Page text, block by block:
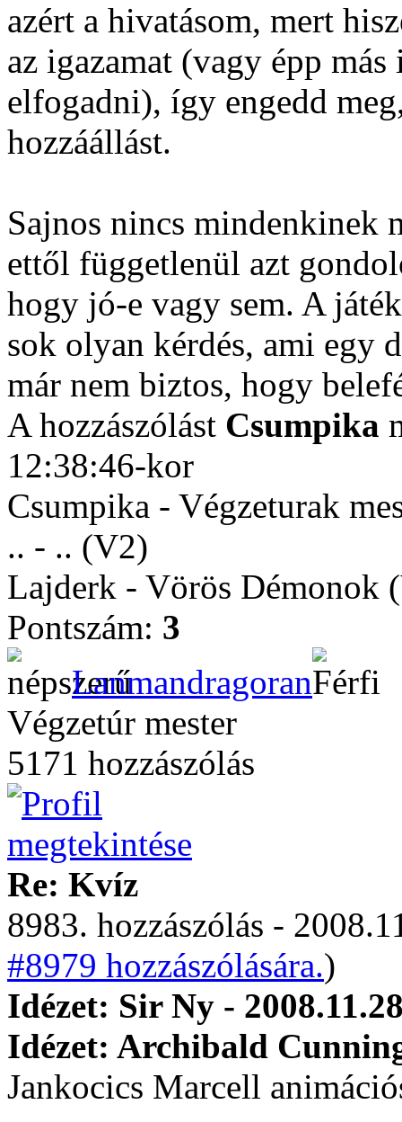
azért a hivatásom, mert
az igazamat (vagy épp
elfogadni), így engedd
hozzáállást.
Sajnos nincs mindenkinek
ettől függetlenül azt
hogy jó-e vagy sem. A
sok olyan kérdés, ami egy
már nem biztos, hogy
A hozzászólást Csumpika
12:38:46-kor
Csumpika - Végzeturak
.. - .. (V2)
Lajderk - Vörös Démonok
Pontszám: 3
Lanmandragoran
Végzetúr mester
5171 hozzászólás
Re: Kvíz
8983. hozzászólás -
#8979 hozzászólására.)
Idézet: Sir Ny -
Idézet: Archibald
Jankocics Marcell